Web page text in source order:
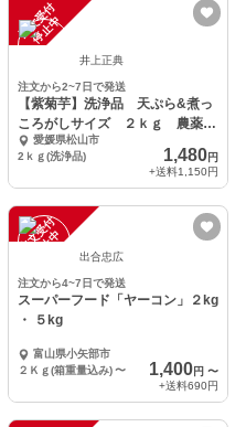
注
文
受
付
停
止
中
井上正典
注文から2~7日で発送
【紫菊芋】洗浄品 天ぷら&煮っ
ころがしサイズ ２ｋｇ 農薬未
使用愛媛県松山市
2ｋｇ(洗浄品)
1,480円
+送料1,150円
注
文
受
付
停
止
中 出合忠広
注文から4~7日で発送
スーパーフード「ヤーコン」２kg
・ ５kg
富山県小矢部市
２Ｋｇ(箱重量込み) 〜 1,400円 〜
+送料690円